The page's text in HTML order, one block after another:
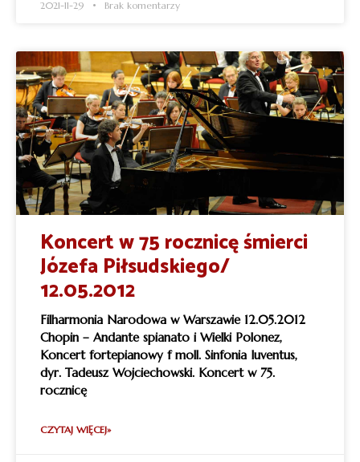
2021-11-29 Brak komentarzy
Koncert w 75 rocznicę śmierci
Józefa Piłsudskiego/
12.05.2012
Filharmonia Narodowa w Warszawie 12.05.2012
Chopin – Andante spianato i Wielki Polonez,
Koncert fortepianowy f moll. Sinfonia Iuventus,
dyr. Tadeusz Wojciechowski. Koncert w 75.
rocznicę
CZYTAJ WIĘCEJ»